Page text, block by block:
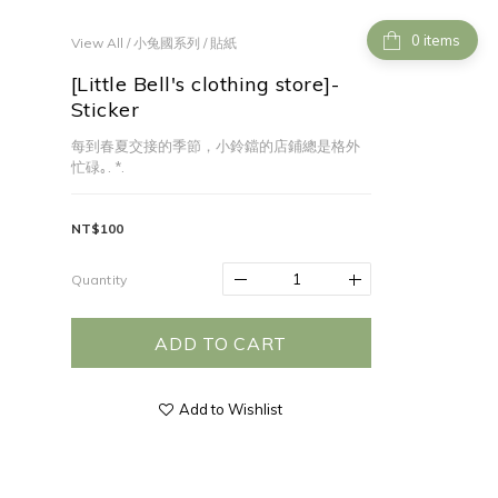
items
View All /小兔國系列 / 貼紙
[Little Bell's clothing store]-
Sticker
每到春夏交接的季節，小鈴鐺的店鋪總是格外
忙碌｡. *.
NT$100
Quantity
ADD TO CART
Add to Wishlist